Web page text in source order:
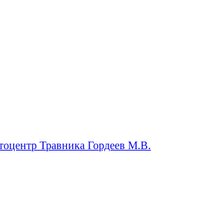
Травника Гордеев М.В.